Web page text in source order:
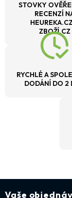
STOVKY
RECENZÍ
ZBOŽÍ.CZ
RYCHLÉ A
DODÁNÍ DO 2
Vaše